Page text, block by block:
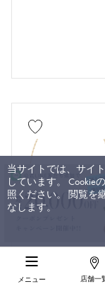
メニュー 店舗一
当サイトでは、サイ
しています。 Cookie
照ください。 閲覧を
なします。